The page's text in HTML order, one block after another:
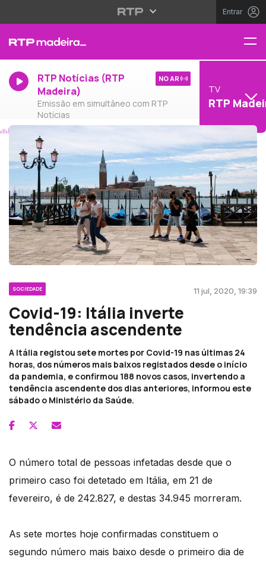
Entrar
RTP Notícias (RTP
Madeira)
Emissão em simultâneo com RTP
Notícias
NO AR
TV
RTP
SOCIEDADE 11 jul, 2020, 19:39
Covid-19: Itália inverte
tendência ascendente
A Itália registou sete mortes por Covid-19 nas últimas 24
horas, dos números mais baixos registados desde o início
da pandemia, e confirmou 188 novos casos, invertendo a
tendência ascendente dos dias anteriores, informou este
sábado o Ministério da Saúde.
O número total de pessoas infetadas desde que o
primeiro caso foi detetado em Itália, em 21 de
fevereiro, é de 242.827, e destas 34.945 morreram.
As sete mortes hoje confirmadas constituem o
segundo número mais baixo desde o primeiro dia de